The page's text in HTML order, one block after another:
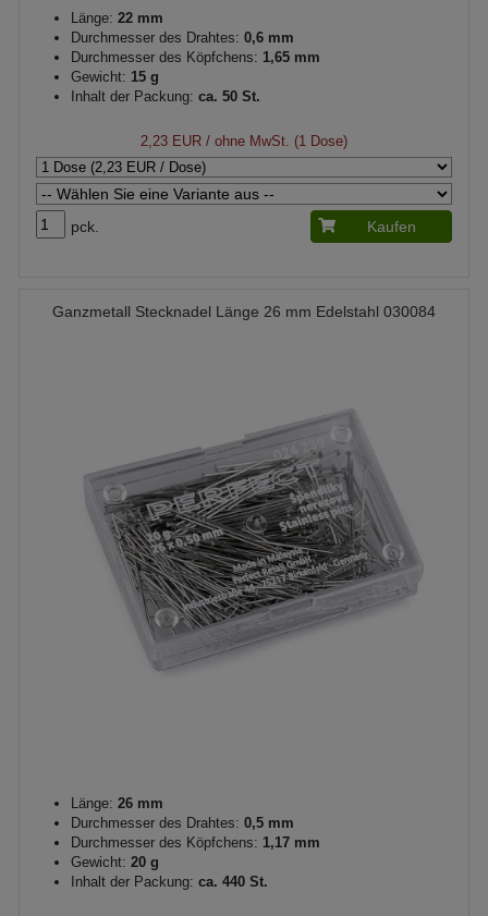
Länge: 22 mm
Durchmesser des Drahtes: 0,6 mm
Durchmesser des Köpfchens: 1,65 mm
Gewicht: 15 g
Inhalt der Packung: ca. 50 St.
2,23 EUR / ohne MwSt. (1 Dose)
pck. Kaufen
Ganzmetall Stecknadel Länge 26 mm Edelstahl 030084
Länge: 26 mm
Durchmesser des Drahtes: 0,5 mm
Durchmesser des Köpfchens: 1,17 mm
Gewicht: 20 g
Inhalt der Packung: ca. 440 St.